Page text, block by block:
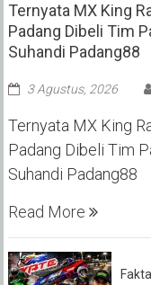
Ternyata MX King
Padang Dibeli Tim
Suhandi Padang88
3 Agustus, 2026
Ternyata MX King
Padang Dibeli Tim
Suhandi Padang88
Read More